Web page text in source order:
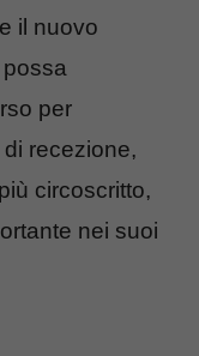
il nuovo
per
di recezione,
circoscritto,
nei suoi